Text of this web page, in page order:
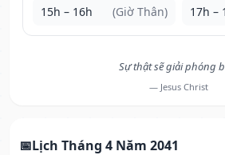
15h – 16h (Giờ Thân) 17h –
Sự thật sẽ giải phóng
— Jesus Christ
Lịch Tháng 4 Năm 2041